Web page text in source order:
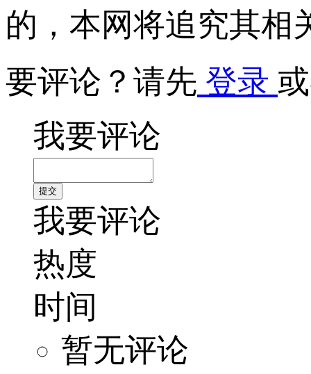
的，本网将追究其相
要评论？请先 登录
我要评论
我要评论
热度
时间
暂无评论